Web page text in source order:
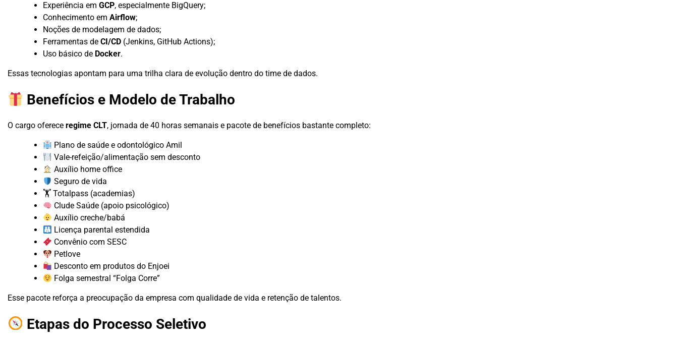
Experiência em GCP, especialmente BigQuery;
Conhecimento em Airflow;
Noções de modelagem de dados;
Ferramentas de CI/CD (Jenkins, GitHub Actions);
Uso básico de Docker.
Essas tecnologias apontam para uma trilha clara de evolução dentro do time de dados.
Benefícios e Modelo de Trabalho
O cargo oferece regime CLT, jornada de 40 horas semanais e pacote de benefícios bastante completo:
Plano de saúde e odontológico Amil
Vale-refeição/alimentação sem desconto
Auxílio home office
Seguro de vida
🏋️ Totalpass (academias)
Clude Saúde (apoio psicológico)
Auxílio creche/babá
Licença parental estendida
Convênio com SESC
Petlove
Desconto em produtos do Enjoei
Folga semestral “Folga Corre”
Esse pacote reforça a preocupação da empresa com qualidade de vida e retenção de talentos.
Etapas do Processo Seletivo